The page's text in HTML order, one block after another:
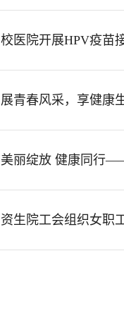
校医院开展HPV疫苗
展青春风采，享健康
资生院工会组织女职